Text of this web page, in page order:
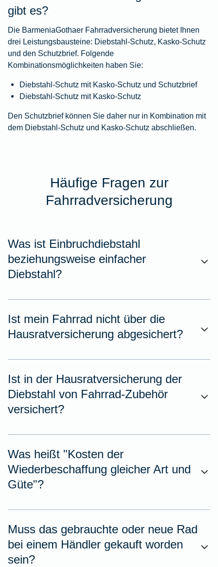
gibt es?
Die BarmeniaGothaer Fahrradversicherung bietet Ihnen
drei Leistungsbausteine: Diebstahl-Schutz, Kasko-Schutz
und den Schutzbrief. Folgende
Kombinationsmöglichkeiten haben Sie:
Diebstahl-Schutz mit Kasko-Schutz und Schutzbrief
Diebstahl-Schutz mit Kasko-Schutz
Den Schutzbrief können Sie daher nur in Kombination mit
dem Diebstahl-Schutz und Kasko-Schutz abschließen.
Häufige Fragen zur
Fahrradversicherung
Was ist Einbruchdiebstahl
beziehungsweise einfacher
Diebstahl?
Ist mein Fahrrad nicht über die
Hausratversicherung abgesichert?
Ist in der Hausratversicherung der
Diebstahl von Fahrrad-Zubehör
versichert?
Was heißt "Kosten der
Wiederbeschaffung gleicher Art und
Güte"?
Muss das gebrauchte oder neue Rad
bei einem Händler gekauft worden
sein?